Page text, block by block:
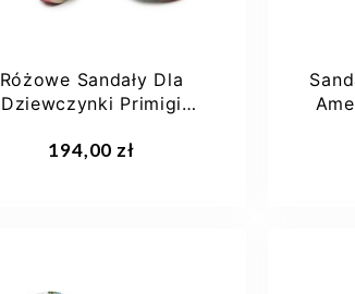
Różowe Sandały Dla
Dziewczynki Primigi
194,00 zł